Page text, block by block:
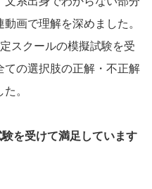
画で理解を深めました。
スクールの模擬試験を受
の選択肢の正解・不正解
。
を受けて満足しています